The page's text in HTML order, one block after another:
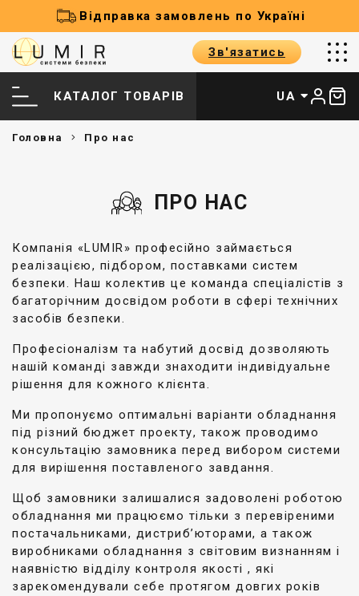
Відправка замовлень по Україні
Зв'язатись
КАТАЛОГ ТОВАРІВ UA
Головна Про нас
ПРО НАС
Компанія «LUMIR» професійно займається
реалізацією, підбором, поставками систем
безпеки. Наш колектив це команда спеціалістів з
багаторічним досвідом роботи в сфері технічних
засобів безпеки.
Професіоналізм та набутий досвід дозволяють
нашій команді завжди знаходити індивідуальне
рішення для кожного клієнта.
Ми пропонуємо оптимальні варіанти обладнання
під різний бюджет проекту, також проводимо
консультацію замовника перед вибором системи
для вирішення поставленого завдання.
Щоб замовники залишалися задоволені роботою
обладнання ми працюємо тільки з перевіреними
постачальниками, дистриб’юторами, а також
виробниками обладнання з світовим визнанням і
наявністю відділу контроля якості , які
зарекомендували себе протягом довгих років